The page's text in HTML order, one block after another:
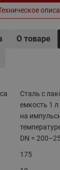
О товаре
Сталь с
емкость 1
на
DN =
175